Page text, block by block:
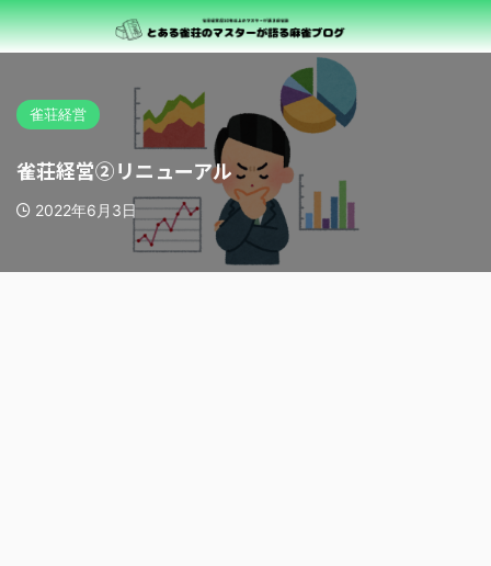
雀荘経営
雀荘経営②リニューアル
2022年6月3日